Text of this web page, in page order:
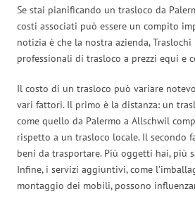
Se stai pianificando un trasloco da
costi associati può essere un compito
notizia è che la nostra azienda, Traslochi
professionali di trasloco a prezzi equi e
Il costo di un trasloco può variare
vari fattori. Il primo è la distanza: un
come quello da Palermo a Allschwil
rispetto a un trasloco locale. Il secondo
beni da trasportare. Più oggetti hai, più
Infine, i servizi aggiuntivi, come
montaggio dei mobili, possono